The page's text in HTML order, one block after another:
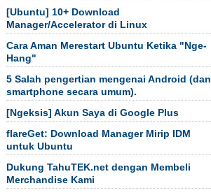
[Ubuntu] 10+ Download
Manager/Accelerator di Linux
Cara Aman Merestart Ubuntu Ketika "Nge-
Hang"
5 Salah pengertian mengenai Android (dan
smartphone secara umum).
[Ngeksis] Akun Saya di Google Plus
flareGet: Download Manager Mirip IDM
untuk Ubuntu
Dukung TahuTEK.net dengan Membeli
Merchandise Kami